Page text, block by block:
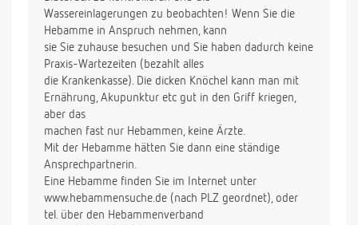
Wassereinlagerungen zu beobachten! Wenn Sie die
Hebamme in Anspruch nehmen, kann
sie Sie zuhause besuchen und Sie haben dadurch keine
Praxis-Wartezeiten (bezahlt alles
die Krankenkasse). Die dicken Knöchel kann man mit
Ernährung, Akupunktur etc gut in den Griff kriegen,
aber das
machen fast nur Hebammen, keine Ärzte.
Mit der Hebamme hätten Sie dann eine ständige
Ansprechpartnerin.
Eine Hebamme finden Sie im Internet unter
www.hebammensuche.de (nach PLZ geordnet), oder
tel. über den Hebammenverband